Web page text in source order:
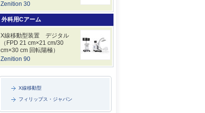
Zenition 30
外科用Cアーム
X線移動型装置 デジタル
（FPD 21 cm×21 cm/30
cm×30 cm 回転陽極）
Zenition 90
X線移動型
フィリップス・ジャパン